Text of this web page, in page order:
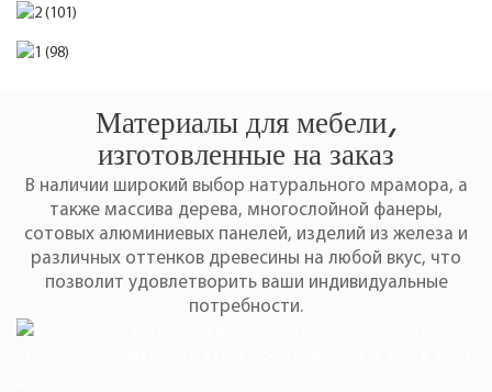
Материалы для мебели,
изготовленные на заказ
В наличии широкий выбор натурального мрамора, а
также массива дерева, многослойной фанеры,
сотовых алюминиевых панелей, изделий из железа и
различных оттенков древесины на любой вкус, что
позволит удовлетворить ваши индивидуальные
потребности.